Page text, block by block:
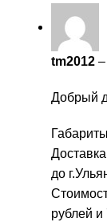
tm2012 –
Добрый
до
рублей